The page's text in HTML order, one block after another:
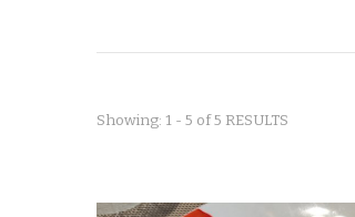
Showing: 1 - 5 of 5 RESULTS